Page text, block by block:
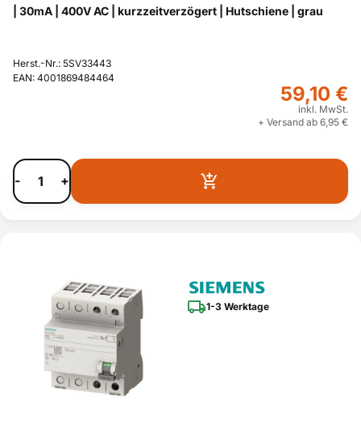
| 30mA | 400V AC | kurzzeitverzögert | Hutschiene | grau
Herst.-Nr.: 5SV33443
EAN: 4001869484464
59,10 €
inkl. MwSt.
+ Versand ab 6,95 €
- +
1-3 Werktage